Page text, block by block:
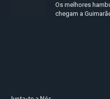
Os melhores
chegam a